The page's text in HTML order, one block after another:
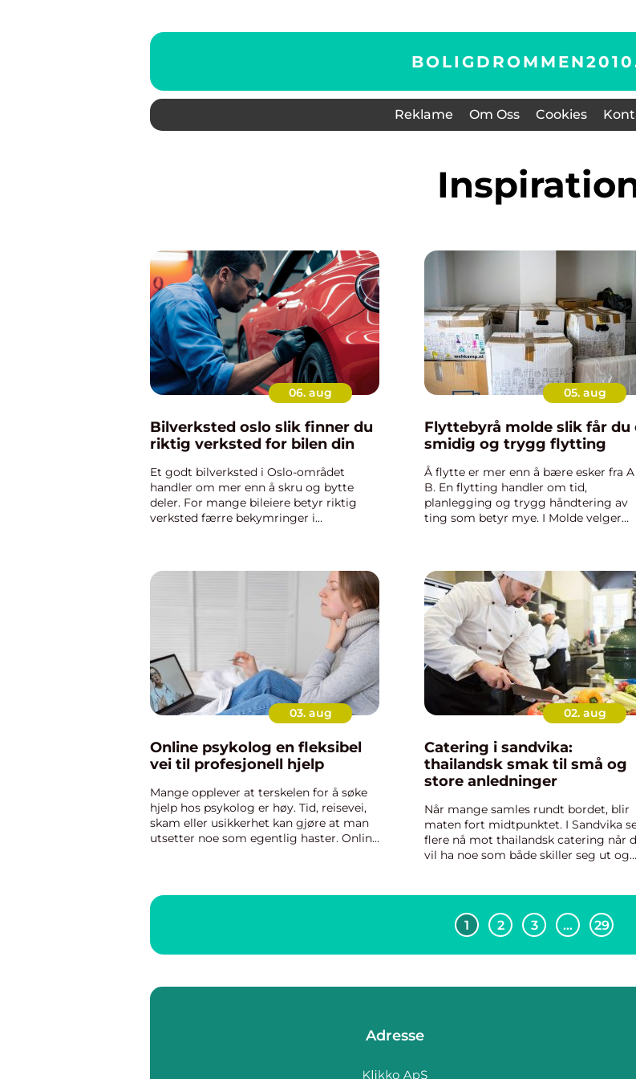
Reklame Om Oss Cookies
06. aug
Bilverksted oslo slik finner du
riktig verksted for bilen din
Et godt bilverksted i Oslo-området
handler om mer enn å skru og bytte
deler. For mange bileiere betyr riktig
verksted færre bekymringer i
b...
05. aug
Flyttebyrå molde slik får du en
smidig og trygg flytting
Å flytte er mer enn å bære esker fra
B. En flytting handler om tid,
planlegging og trygg håndtering av
ting som betyr mye. I Molde velger
03. aug
Online psykolog en fleksibel
vei til profesjonell hjelp
Mange opplever at terskelen for å søke
hjelp hos psykolog er høy. Tid, reisevei,
skam eller usikkerhet kan gjøre at man
utsetter noe som egentlig haster. Online
02. aug
Catering i sandvika:
thailandsk smak til små og
store anledninger
Når mange samles rundt bordet, blir
maten fort midtpunktet. I Sandvika
flere nå mot thailandsk catering når
vil ha noe som både skiller seg ut og
1 2 3 … 29
Adresse